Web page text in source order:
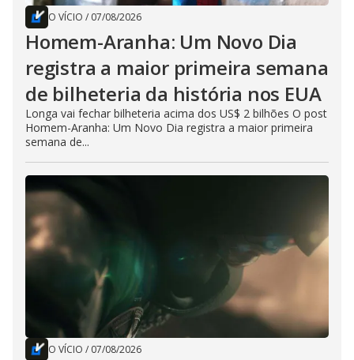
O VÍCIO / 07/08/2026
Homem-Aranha: Um Novo Dia
registra a maior primeira semana
de bilheteria da história nos EUA
Longa vai fechar bilheteria acima dos US$ 2 bilhões O post
Homem-Aranha: Um Novo Dia registra a maior primeira
semana de...
O VÍCIO / 07/08/2026